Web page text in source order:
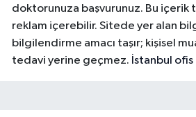
doktorunuza başvurunuz. Bu içerik
reklam içerebilir. Sitede yer alan
bilgilendirme amacı taşır; kişisel
tedavi yerine geçmez. İstanbul ofis